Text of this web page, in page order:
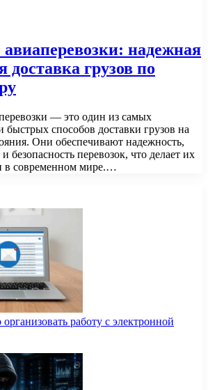
авиаперевозки: надежная
доставка грузов по
— это один из самых
способов доставки грузов на
Они обеспечивают надежность,
безопасность перевозок, что делает их
в современном мире.…
работу с электронной